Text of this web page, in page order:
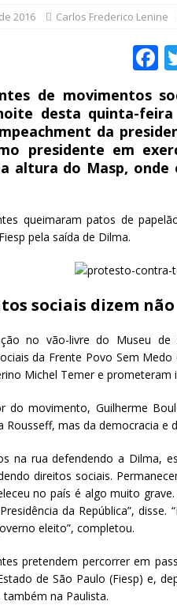
2016 Carlos Frederico Lenine
F
c
de movimentos
desta quinta-
da
presidente em
altura do Masp,
queimaram patos de
pela saída de Dilma.
sociais dizem
no vão-livre do Museu
da Frente Povo Sem
Michel Temer e prometeram
do movimento, Guilherme
Rousseff, mas da democracia e
na rua defendendo a Dilma,
direitos sociais.
no país é algo muito
da República”,
eleito”, completou.
pretendem percorrer em
de São Paulo (Fiesp) e,
na Paulista.